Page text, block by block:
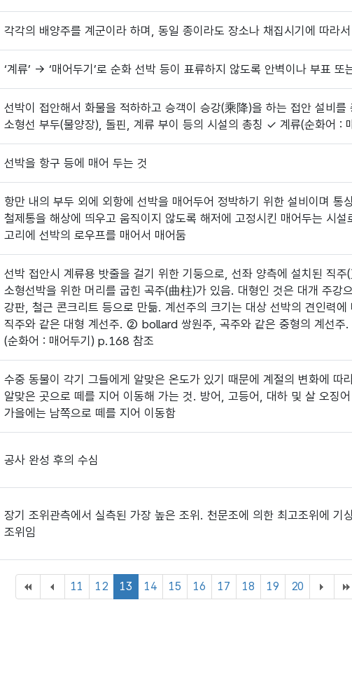
각각의 배양주를 계군이라 하며, 동일 종이라도 장소나 채집시기에 따라
‘계류’ → ‘매어두기’로 순화 선박 등이 표류하지 않도록 안벽이나 부표 또
선박이 접안해서 화물을 적하하고 승객이 승강(乘降)을 하는 접안 설비
소형선 부두(물양장), 돌핀, 계류 부이 등의 시설의 총칭 ✓ 계류(순화어 :
선박을 항구 등에 매어 두는 것
항만 내의 부두 외에 외항에 선박을 매어두어 정박하기 위한 설비이며 통
철제통을 해상에 띄우고 움직이지 않도록 해저에 고정시킨 매어두는 시설
고리에 선박의 로우프를 매어서 매어둠
선박 접안시 계류용 밧줄을 걸기 위한 기둥으로, 선좌 양측에 설치된 직
소형선박을 위한 머리를 굽힌 곡주(曲柱)가 있음. 대형인 것은 대개 주강
강판, 철근 콘크리트 등으로 만듦. 계선주의 크기는 대상 선박의 견인
직주와 같은 대형 계선주. ② bollard 쌍원주, 곡주와 같은 중형의 계선
(순화어 : 매어두기) p.168 참조
수중 동물이 각기 그들에게 알맞은 온도가 있기 때문에 계절의 변화에 따
알맞은 곳으로 떼를 지어 이동해 가는 것. 방어, 고등어, 대하 및 살 오징
가을에는 남쪽으로 떼를 지어 이동함
공사 완성 후의 수심
장기 조위관측에서 실측된 가장 높은 조위. 천문조에 의한 최고조위에 기
조위임
11 12 13 14 15 16 17 18 19 20